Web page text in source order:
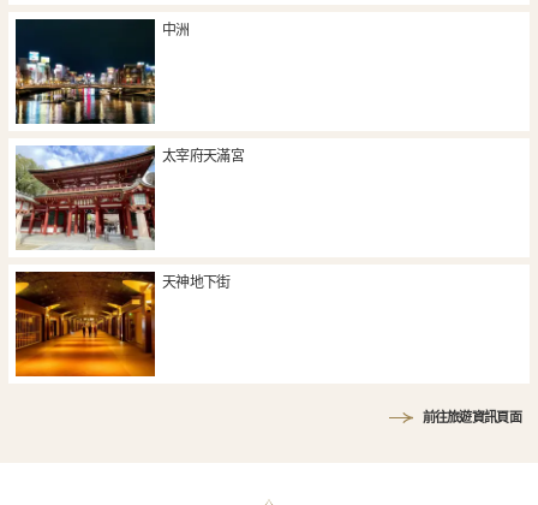
中洲
太宰府天滿宮
天神地下街
前往旅遊資訊頁面